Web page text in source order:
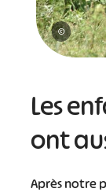
©
Les
ont
Après notre